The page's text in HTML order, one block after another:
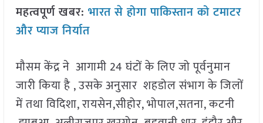
महत्वपूर्ण खबर: भारत से होगा पाकिस्तान को टमाटर
और प्याज निर्यात
मौसम केंद्र ने आगामी 24 घंटों के लिए जो पूर्वनुमान
जारी किया है , उसके अनुसार शहडोल संभाग के जिलों
में तथा विदिशा, रायसेन,सीहोर, भोपाल,सतना, कटनी